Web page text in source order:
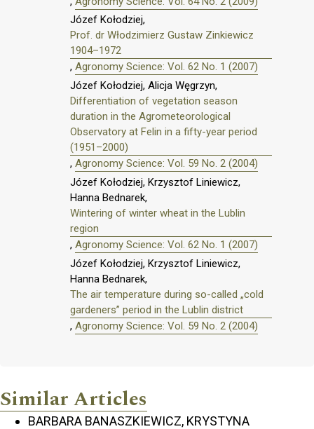
Józef Kołodziej,
Prof. dr Włodzimierz Gustaw Zinkiewicz
1904–1972
, Agronomy Science: Vol. 62 No. 1 (2007)
Józef Kołodziej, Alicja Węgrzyn,
Differentiation of vegetation season
duration in the Agrometeorological
Observatory at Felin in a fifty-year period
(1951–2000)
, Agronomy Science: Vol. 59 No. 2 (2004)
Józef Kołodziej, Krzysztof Liniewicz,
Hanna Bednarek,
Wintering of winter wheat in the Lublin
region
, Agronomy Science: Vol. 62 No. 1 (2007)
Józef Kołodziej, Krzysztof Liniewicz,
Hanna Bednarek,
The air temperature during so-called „cold
gardeners” period in the Lublin district
, Agronomy Science: Vol. 59 No. 2 (2004)
Similar Articles
BARBARA BANASZKIEWICZ, KRYSTYNA